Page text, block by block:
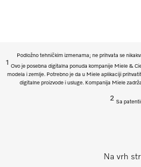
Podložno tehničkim izmenama; ne prihvata se
1
Ovo je posebna digitalna ponuda kompanije Miele &
modela i zemlje. Potrebno je da u Miele aplikaciji
digitalne proizvode i usluge. Kompanija Miele
2
Sa
Na vrh